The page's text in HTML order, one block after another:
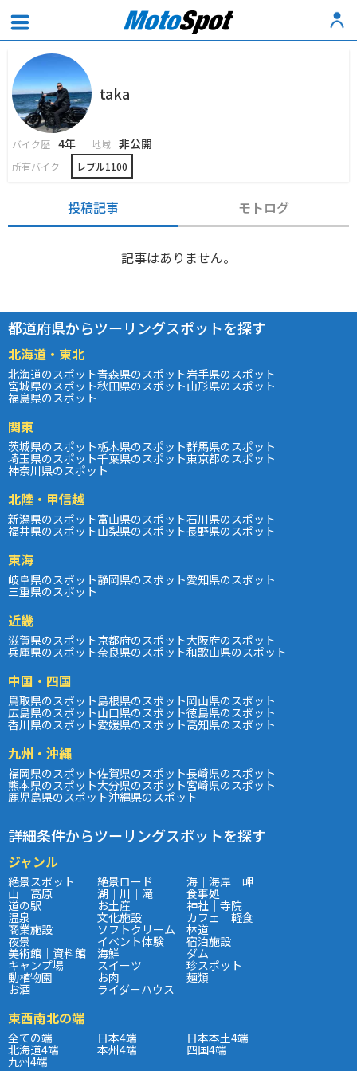
taka
バイク歴 4年 地域 非公開
所有バイク レブル1100
投稿記事 モトログ
記事はありません。
都道府県からツーリングスポットを探す
北海道・東北
北海道のスポット青森県のスポット岩手県のスポット
宮城県のスポット秋田県のスポット山形県のスポット
福島県のスポット
関東
茨城県のスポット栃木県のスポット群馬県のスポット
埼玉県のスポット千葉県のスポット東京都のスポット
神奈川県のスポット
北陸・甲信越
新潟県のスポット富山県のスポット石川県のスポット
福井県のスポット山梨県のスポット長野県のスポット
東海
岐阜県のスポット静岡県のスポット愛知県のスポット
三重県のスポット
近畿
滋賀県のスポット京都府のスポット大阪府のスポット
兵庫県のスポット奈良県のスポット和歌山県のスポット
中国・四国
鳥取県のスポット島根県のスポット岡山県のスポット
広島県のスポット山口県のスポット徳島県のスポット
香川県のスポット愛媛県のスポット高知県のスポット
九州・沖縄
福岡県のスポット佐賀県のスポット長崎県のスポット
熊本県のスポット大分県のスポット宮崎県のスポット
鹿児島県のスポット沖縄県のスポット
詳細条件からツーリングスポットを探す
ジャンル
絶景スポット 絶景ロード 海｜海岸｜岬
山｜高原 湖｜川｜滝 食事処
道の駅 お土産 神社｜寺院
温泉 文化施設 カフェ｜軽食
商業施設 ソフトクリーム 林道
夜景 イベント体験 宿泊施設
美術館｜資料館 海鮮 ダム
キャンプ場 スイーツ 珍スポット
動植物園 お肉 麺類
お酒 ライダーハウス
東西南北の端
全ての端 日本4端 日本本土4端
北海道4端 本州4端 四国4端
九州4端